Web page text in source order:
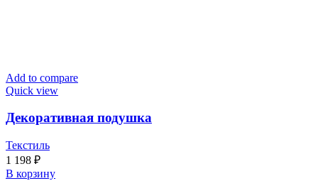
Add to compare
Quick view
Декоративная подушка
Текстиль
1 198 ₽
В корзину